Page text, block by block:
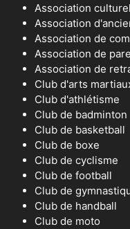
Association
Association
Association de
Association de
Association de
Club d'arts
Club d'athlétisme
Club de badminton
Club de basketball
Club de boxe
Club de cyclisme
Club de football
Club de
Club de handball
Club de moto